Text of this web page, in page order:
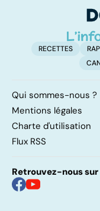
RECETTES
Qui sommes-nous ?
Mentions légales
Charte d'utilisation
Flux RSS
Retrouvez-nous sur